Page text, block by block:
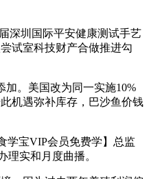
圳国际平安健康测试手艺
试室科技财产合做推进勾
。美国改为同一实施10%
机遇弥补库存，巴沙鱼价钱
宝VIP会员免费学】总监
理实和月度曲播。